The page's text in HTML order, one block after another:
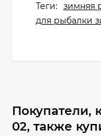
Теги: зимняя
для рыбалки
Покупатели,
02, также